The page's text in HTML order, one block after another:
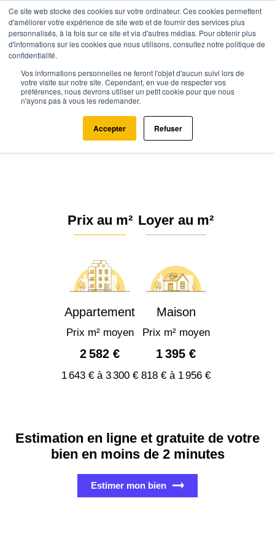
Ce site web stocke des cookies sur votre ordinateur. Ces cookies permettent
d'améliorer votre expérience de site web et de fournir des services plus
personnalisés, à la fois sur ce site et via d'autres médias. Pour obtenir plus
d'informations sur les cookies que nous utilisons, consultez notre politique de
confidentialité.
Vos informations personnelles ne feront l'objet d'aucun suivi lors de
votre visite sur notre site. Cependant, en vue de respecter vos
préférences, nous devrons utiliser un petit cookie pour que nous
n'ayons pas à vous les redemander.
Accepter Refuser
Agence.immo Prix immobilier Occitanie Aude
Villardebelle (11580)
Estimation immobilière à
Villardebelle : Prix m² 2026
Prix au m²
Appartement
Prix m² moyen
2 582 €
1 643 € à 3 300 €
Loyer au m²
Maison
Prix m² moyen
1 395 €
818 € à 1 956 €
Estimation en ligne et gratuite de votre
bien en moins de 2 minutes
Estimer mon bien